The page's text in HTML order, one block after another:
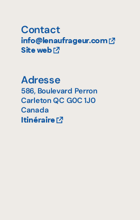
Contact
info@lenaufrageur.com
Site web
Adresse
586, Boulevard Perron
CarletonQC G0C 1J0
Canada
Itinéraire